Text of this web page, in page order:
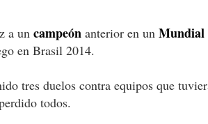
a un campeón anterior en un Mundial
en Brasil 2014.
tres duelos contra equipos que
todos.